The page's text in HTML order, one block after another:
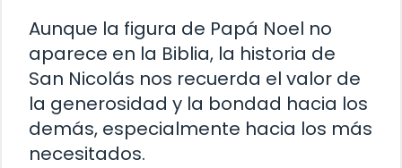
Aunque la figura de Papá Noel no
aparece en la Biblia, la historia de
San Nicolás nos recuerda el valor de
la generosidad y la bondad hacia los
demás, especialmente hacia los más
necesitados.